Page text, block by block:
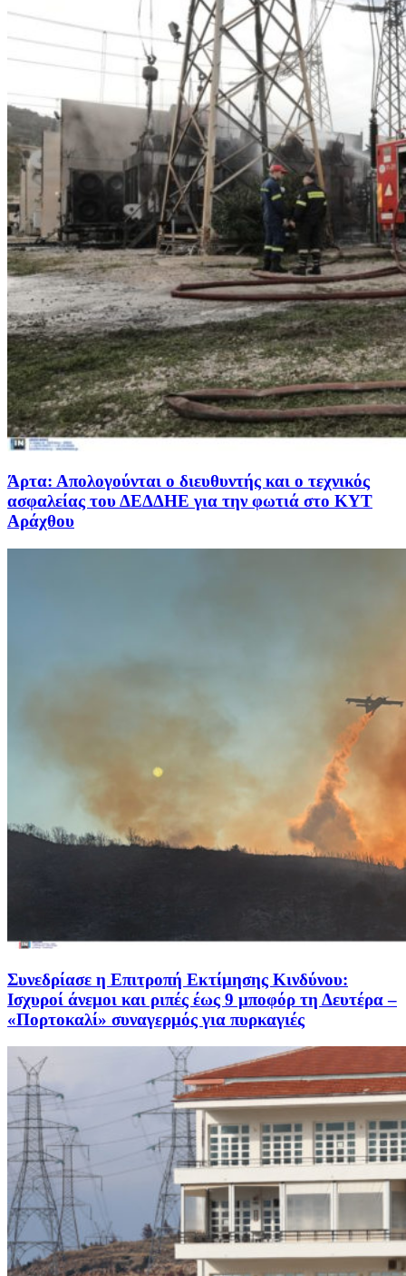
Άρτα: Απολογούνται ο διευθυντής και ο τεχνικός
ασφαλείας του ΔΕΔΔΗΕ για την φωτιά στο ΚΥΤ
Αράχθου
Συνεδρίασε η Επιτροπή Εκτίμησης Κινδύνου:
Ισχυροί άνεμοι και ριπές έως 9 μποφόρ τη Δευτέρα –
«Πορτοκαλί» συναγερμός για πυρκαγιές